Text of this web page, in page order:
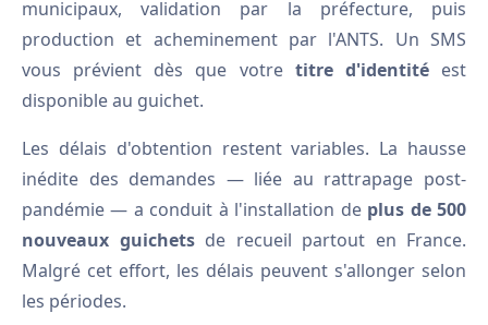
municipaux, validation par la préfecture, puis
production et acheminement par l'ANTS. Un SMS
vous prévient dès que votre titre d'identitéest
disponible au guichet.
Les délais d'obtention restent variables. La hausse
inédite des demandes — liée au rattrapage post-
pandémie — a conduit à l'installation de plus de 500
nouveaux guichetsde recueil partout en France.
Malgré cet effort, les délais peuvent s'allonger selon
les périodes.